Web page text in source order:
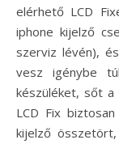
elérhető LCD
iphone kijelző
szerviz lévén),
vesz igénybe
készüléket, sőt a
LCD Fix
kijelző